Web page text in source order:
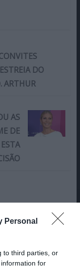
Personal
to third parties, or
for
DO
ARTHUR
AS
DE